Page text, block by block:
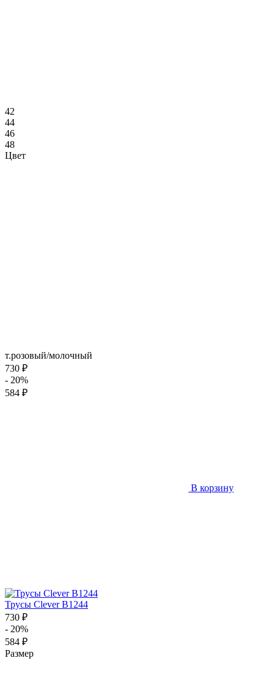
42
44
46
48
Цвет
т.розовый/молочный
730 ₽
- 20%
584 ₽
В корзину
Трусы Clever B1244
730 ₽
- 20%
584 ₽
Размер